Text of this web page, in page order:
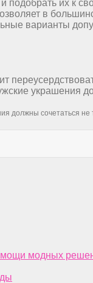
их к
в
варианты
украшения
должны сочетаться
модных